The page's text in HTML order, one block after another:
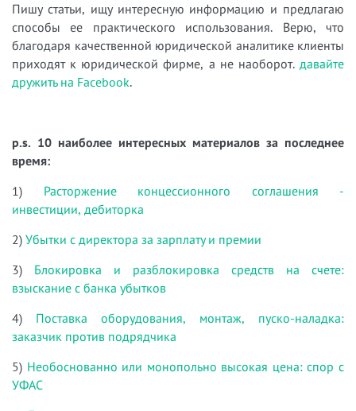
Пишу статьи, ищу интересную информацию и предлагаю
способы ее практического использования. Верю, что
благодаря качественной юридической аналитике клиенты
приходят к юридической фирме, а не наоборот. давайте
дружить на Facebook.
p.s. 10 наиболее интересных материалов за последнее
время:
1) Расторжение концессионного соглашения -
инвестиции, дебиторка
2) Убытки с директора за зарплату и премии
3) Блокировка и разблокировка средств на счете:
взыскание с банка убытков
4) Поставка оборудования, монтаж, пуско-наладка:
заказчик против подрядчика
5) Необоснованно или монопольно высокая цена: спор с
УФАС